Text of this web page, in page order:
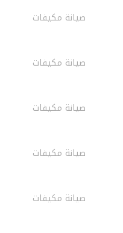
صيانة مكيفات
صيانة مكيفات
صيانة مكيفات
صيانة مكيفات
صيانة مكيفات